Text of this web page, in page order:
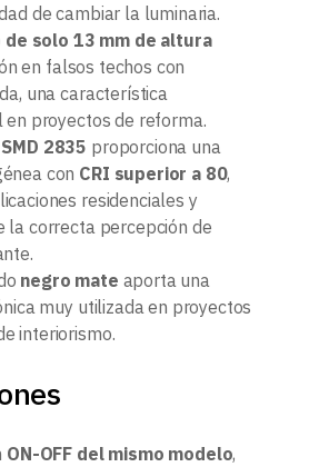
de cambiar la luminaria.
solo 13 mm de altura
en falsos techos con
una característica
proyectos de reforma.
SMD 2835 proporciona una
con CRI superior a 80,
residenciales y
la correcta percepción de
negro mate aporta una
muy utilizada en proyectos
interiorismo.
ON-OFF del mismo modelo,